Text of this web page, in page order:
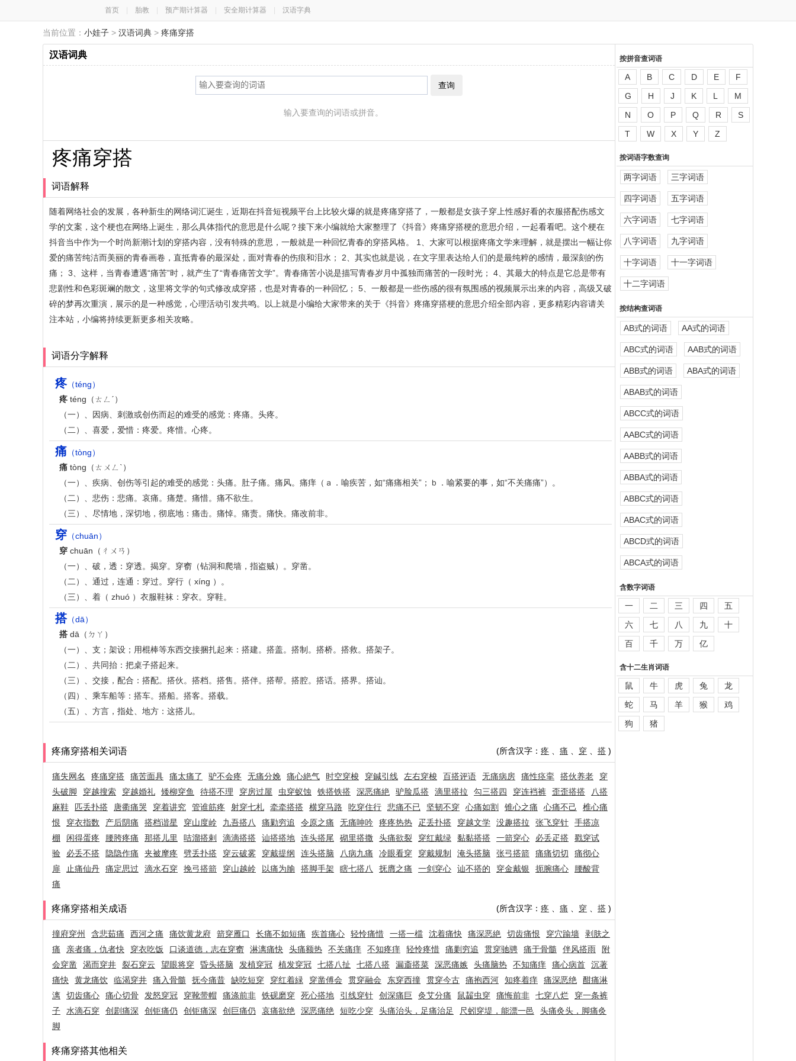
首页 胎教 预产期计算器 安全期计算器 汉语字典
当前位置： 小娃子 > 汉语词典 > 疼痛穿搭
汉语词典
查询
输入要查询的词语或拼音。
疼痛穿搭
词语解释
随着网络社会的发展，各种新生的网络词汇诞生，近期在抖音短视频平台上比较火爆的就是疼痛穿搭了，一般都是女孩子穿上性感好看的衣服搭配伤感文
学的文案，这个梗也在网络上诞生，那么具体指代的意思是什么呢？接下来小编就给大家整理了《抖音》疼痛穿搭梗的意思介绍，一起看看吧。这个梗在
抖音当中作为一个时尚新潮计划的穿搭内容，没有特殊的意思，一般就是一种回忆青春的穿搭风格。 1、大家可以根据疼痛文学来理解，就是摆出一幅让你
爱的痛苦纯洁而美丽的青春画卷，直抵青春的最深处，面对青春的伤痕和泪水； 2、其实也就是说，在文字里表达给人们的是最纯粹的感情，最深刻的伤
痛； 3、这样，当青春遭遇“痛苦”时，就产生了“青春痛苦文学”。青春痛苦小说是描写青春岁月中孤独而痛苦的一段时光； 4、其最大的特点是它总是带有
悲剧性和色彩斑斓的散文，这里将文学的句式修改成穿搭，也是对青春的一种回忆； 5、一般都是一些伤感的很有氛围感的视频展示出来的内容，高级又破
碎的梦再次重演，展示的是一种感觉，心理活动引发共鸣。以上就是小编给大家带来的关于《抖音》疼痛穿搭梗的意思介绍全部内容，更多精彩内容请关
注本站，小编将持续更新更多相关攻略。
词语分字解释
疼 （téng）
疼 téng（ㄊㄥˊ）
（一）、因病、刺激或创伤而起的难受的感觉：疼痛。头疼。
（二）、喜爱，爱惜：疼爱。疼惜。心疼。
痛 （tòng）
痛 tòng（ㄊㄨㄥˋ）
（一）、疾病、创伤等引起的难受的感觉：头痛。肚子痛。痛风。痛痒（ａ．喻疾苦，如“痛痛相关”；ｂ．喻紧要的事，如“不关痛痛”）。
（二）、悲伤：悲痛。哀痛。痛楚。痛惜。痛不欲生。
（三）、尽情地，深切地，彻底地：痛击。痛悼。痛责。痛快。痛改前非。
穿 （chuān）
穿 chuān（ㄔㄨㄢ）
（一）、破，透：穿透。揭穿。穿窬（钻洞和爬墙，指盗贼）。穿凿。
（二）、通过，连通：穿过。穿行（ xíng ）。
（三）、着（ zhuó ）衣服鞋袜：穿衣。穿鞋。
搭（dā）
搭 dā（ㄉㄚ）
（一）、支；架设；用棍棒等东西交接捆扎起来：搭建。搭盖。搭制。搭桥。搭救。搭架子。
（二）、共同抬：把桌子搭起来。
（三）、交接，配合：搭配。搭伙。搭档。搭售。搭伴。搭帮。搭腔。搭话。搭界。搭讪。
（四）、乘车船等：搭车。搭船。搭客。搭载。
（五）、方言，指处、地方：这搭儿。
疼痛穿搭相关词语 (所含汉字： 疼 痛 穿 搭 )
痛失网名 疼痛穿搭 痛苦面具 痛太痛了 驴不会疼 无痛分娩 痛心絶气 时空穿梭 穿鍼引线 左右穿梭 百搭评语 无痛病房 痛性痉挛 搭伙养老
穿
头破脚
穿越搜索 穿越婚礼 矮柳穿鱼 待搭不理 穿房过屋 虫穿蚁蚀 铁搭铁搭 深恶痛絶 驴脸瓜搭 滴里搭拉 勾三搭四 穿连裆裤 歪歪搭搭
八搭
麻鞋
匹丢扑搭 唐衢痛哭 穿着讲究 管谁筋疼 射穿七札 牵牵搭搭 横穿马路 吃穿住行 悲痛不已 坚韧不穿 心痛如割 锥心之痛 心痛不己
椎心痛
恨
穿衣指数 产后阴痛 搭档谐星 穿山度岭 九吾搭八 痛勦穷追 令原之痛 无痛呻吟 疼疼热热 疋丢扑搭 穿越文学 没趣搭拉 张飞穿针
手搭凉
棚
闲得蛋疼 腰胯疼痛 那搭儿里 咭溜搭剌 滴滴搭搭 讪搭搭地 连头搭尾 砌里搭撒 头痛欲裂 穿红戴绿 黏黏搭搭 一箭穿心 必丢疋搭
戳穿试
验
必丢不搭 隐隐作痛 夹被摩疼 劈丢扑搭 穿云破雾 穿戴提纲 连头搭脑 八病九痛 冷眼看穿 穿戴规制 淹头搭脑 张弓搭箭 痛痛切切
痛彻心
扉
止痛仙丹 痛定思过 滴水石穿 挽弓搭箭 穿山越岭 以痛为腧 搭脚手架 瞎七搭八 抚膺之痛 一剑穿心 讪不搭的 穿金戴银 扼腕痛心
腰酸背
痛
疼痛穿搭相关成语 (所含汉字： 疼 痛 穿 搭 )
撞府穿州 含悲茹痛 西河之痛 痛饮黄龙府 箭穿雁口 长痛不如短痛 疾首痛心 轻怜痛惜 一搭一檔 沈着痛快 痛深恶絶 切齿痛恨 穿穴踰墙
剥肤之
痛
亲者痛，仇者快 穿衣吃饭 口谈道德，志在穿窬 淋漓痛快 头痛额热 不关痛痒 不知疼痒 轻怜疼惜 痛剿穷追 贯穿驰骋 痛于骨髓 伴风搭雨
附
会穿凿
渴而穿井 裂石穿云 望眼将穿 昏头搭脑 发植穿冠 植发穿冠 七搭八扯 七搭八搭 漏齑搭菜 深恶痛嫉 头痛脑热 不知痛痒 痛心病首
沉著
痛快
黄龙痛饮 临渴穿井 痛入骨髓 抚今痛昔 缺吃短穿 穿红着緑 穿凿傅会 贯穿融会 东穿西撞 贯穿今古 痛抱西河 知疼着痒 痛深恶绝
酣痛淋
漓
切齿痛心 痛心切骨 发怒穿冠 穿靴带帽 痛涤前非 铁砚磨穿 死心搭地 引线穿针 创深痛巨 灸艾分痛 鼠齧虫穿 痛悔前非 七穿八烂
穿一条裤
子
水滴石穿 创剧痛深 创钜痛仍 创钜痛深 创巨痛仍 哀痛欲绝 深恶痛绝 短吃少穿 头痛治头，足痛治足 尺蚓穿堤，能漂一邑
头痛灸头，脚痛灸
脚
疼痛穿搭其他相关
按拼音查词语
A B C D E
F
G
H J K L
M
N
O P Q R
S
T
W X Y Z
按词语字数查询
两字词语 三字词语
四字词语 五字词语
六字词语 七字词语
八字词语 九字词语
十字词语 十一字词语
十二字词语
按结构查词语
AB式的词语 AA式的词语
ABC式的词语 AAB式的词语
ABB式的词语 ABA式的词语
ABAB式的词语
ABCC式的词语
AABC式的词语
AABB式的词语
ABBA式的词语
ABBC式的词语
ABAC式的词语
ABCD式的词语
ABCA式的词语
含数字词语
一 二 三 四
五
六
七 八 九
十
百
千 万 亿
含十二生肖词语
鼠 牛 虎 兔
龙
蛇
马 羊 猴
鸡
狗
猪